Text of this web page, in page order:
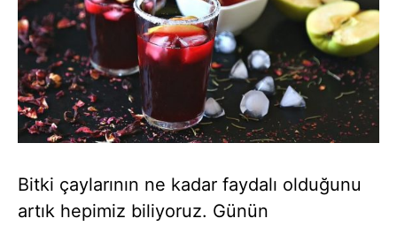
Bitki çaylarının ne kadar faydalı olduğunu
artık hepimiz biliyoruz. Günün